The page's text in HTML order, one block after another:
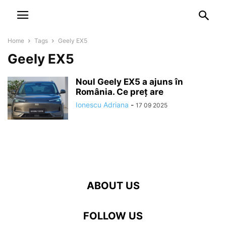
Home Tags Geely EX5
Geely EX5
Noul Geely EX5 a ajuns în
România. Ce preț are
Ionescu Adriana - 17 09 2025
ABOUT US
FOLLOW US